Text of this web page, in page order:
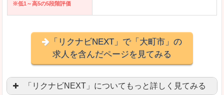
※低1～高5の5段階評価
「リクナビNEXT」で「大町市」の
求人を含んだページを見てみる
「リクナビNEXT」についてもっと詳しく見てみる